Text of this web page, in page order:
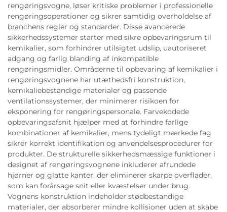
rengøringsvogne, løser kritiske problemer i professionelle
rengøringsoperationer og sikrer samtidig overholdelse af
branchens regler og standarder. Disse avancerede
sikkerhedssystemer starter med sikre opbevaringsrum til
kemikalier, som forhindrer utilsigtet udslip, uautoriseret
adgang og farlig blanding af inkompatible
rengøringsmidler. Områderne til opbevaring af kemikalier i
rengøringsvognene har utæthedsfri konstruktion,
kemikaliebestandige materialer og passende
ventilationssystemer, der minimerer risikoen for
eksponering for rengøringspersonale. Farvekodede
opbevaringsafsnit hjælper med at forhindre farlige
kombinationer af kemikalier, mens tydeligt mærkede fag
sikrer korrekt identifikation og anvendelsesprocedurer for
produkter. De strukturelle sikkerhedsmæssige funktioner i
designet af rengøringsvognene inkluderer afrundede
hjørner og glatte kanter, der eliminerer skarpe overflader,
som kan forårsage snit eller kvæstelser under brug.
Vognens konstruktion indeholder stødbestandige
materialer, der absorberer mindre kollisioner uden at skabe